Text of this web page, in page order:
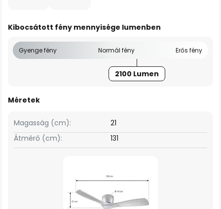
Kibocsátott fény mennyisége lumenben
Gyenge fény Normál fény Erős fény
2100 Lumen
Méretek
Magasság (cm):
21
Átmérő (cm):
131